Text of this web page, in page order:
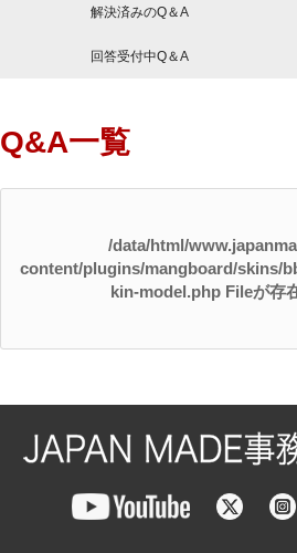
解決済みのQ＆A
回答受付中Q＆A
Q&A一覧
/data/html/
content/plugins/mangboard/skins/
kin-model.php Fileが存